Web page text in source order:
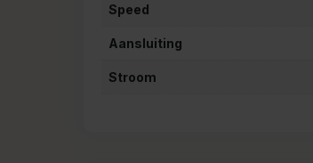
Speed
Aansluiting
Stroom